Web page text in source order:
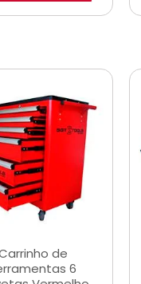
de
6